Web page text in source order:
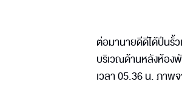
ต่อมานายดีดีได้ปีนรั้
บริเวณด้านหลังห้องพั
เวลา 05.36 น. ภาพ